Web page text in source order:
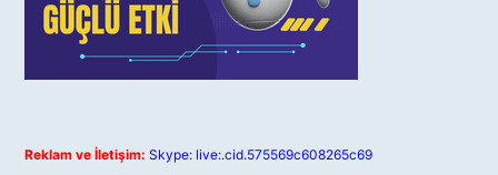
Reklam ve İletişim: Skype: live:.cid.575569c608265c69